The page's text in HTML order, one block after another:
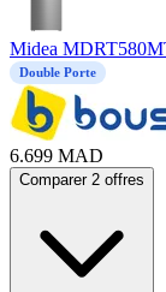
Midea
Double Porte
6.699 MAD
Comparer 2 offres